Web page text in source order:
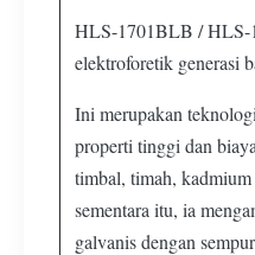
HLS-1701BLB / HLS-
elektroforetik generasi
Ini merupakan
properti tinggi dan
timbal, timah,
sementara itu, ia
galvanis dengan